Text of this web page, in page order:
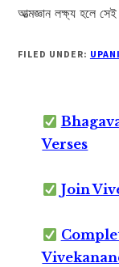
আত্মজ্ঞান লক্ষ্য হলে
FILED UNDER:
Verses
Join